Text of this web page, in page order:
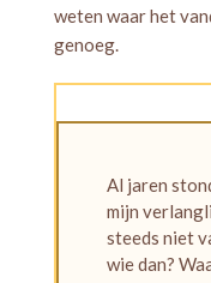
weten waar het
genoeg.
Al jaren
mijn
steeds niet
wie dan?